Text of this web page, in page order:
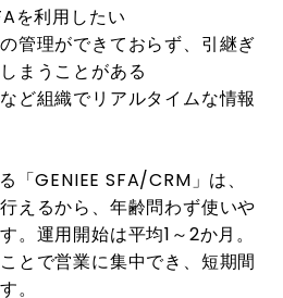
を利用したい
管理ができておらず、引継ぎ
まうことがある
ど組織でリアルタイムな情報
「GENIEE SFA/CRM」は、
えるから、年齢問わず使いや
。運用開始は平均1～2か月。
とで営業に集中でき、短期間
。